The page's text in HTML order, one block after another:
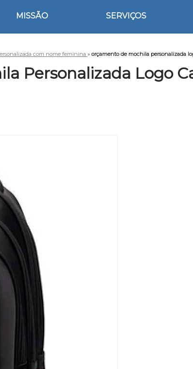
MISSÃO SERVIÇOS
com nome feminina » orçamento de mochila personalizada
Personalizada Logo